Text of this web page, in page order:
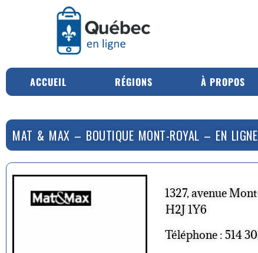
ACCUEIL RÉGIONS À PROPOS
MAT & MAX – BOUTIQUE MONT-ROYAL – EN LIGNE
1327, avenue
H2J 1Y6
Téléphone : 514